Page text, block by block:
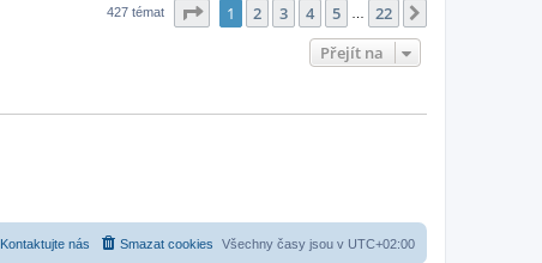
427 témat Stránka z
1 2 3 4 5 22
Přejít na
Všechny časy jsou v UTC+02:00
Smazat cookies
Kontaktujte nás